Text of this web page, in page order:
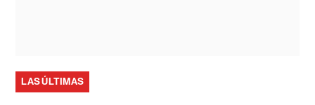
LAS ÚLTIMAS